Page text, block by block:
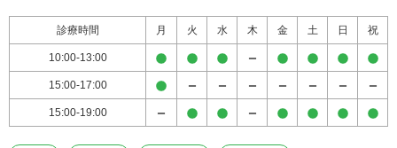
診療時間 月 火 水 木 金 土 日 祝
10:00-13:00
15:00-17:00
15:00-19:00